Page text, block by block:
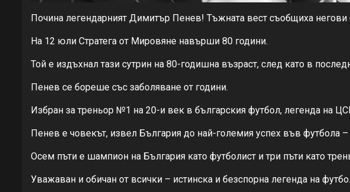
Почина легендарният Димитър Пенев! Тъжната вест съобщиха негови
На 12 юли Стратега от Мировяне навърши 80 години.
Той е издъхнал тази сутрин на 80-годишна възраст, след като в
Пенев се бореше със заболяване от години.
Избран за треньор №1 на 20-и век в българския футбол, легенда на
Пенев е човекът, извел България до най-големия успех във футбола
Осем пъти е шампион на България като футболист и три пъти като
Уважаван и обичан от всички – истинска и безспорна легенда на